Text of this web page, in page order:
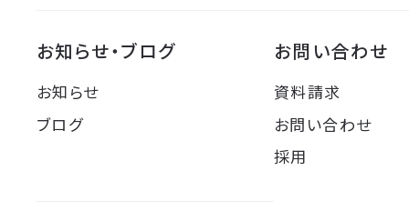
お知らせ・ブログ
お知らせ
ブログ
お問い合わせ
資料請求
お問い合わせ
採用